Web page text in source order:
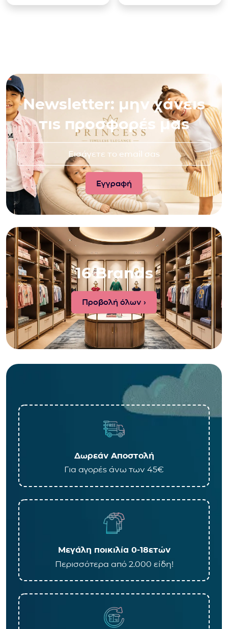
Newsletter: μην χάνεις
τις προσφορές μας
16 Brands
Προβολή όλων ›
Δωρεάν Αποστολή
Για αγορές άνω των 45€
Μεγάλη ποικιλία 0-18ετών
Περισσότερα από 2.000 είδη!